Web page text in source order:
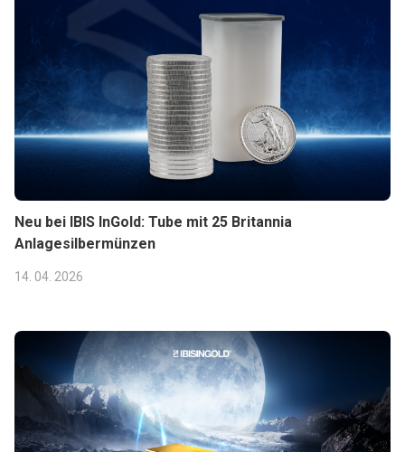
Neu bei IBIS InGold: Tube mit 25 Britannia
Anlagesilbermünzen
14. 04. 2026